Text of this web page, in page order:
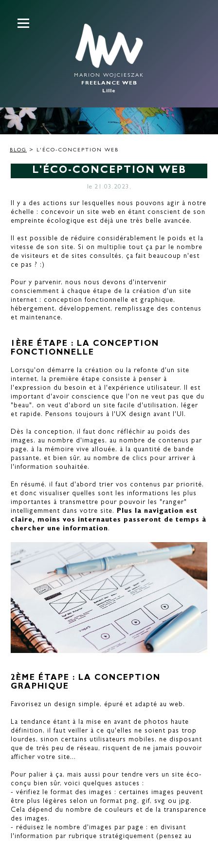
MARION WOJCIESZAK
FREELANCE WEB
Lille
BLOG > L'ÉCO-CONCEPTION WEB
L'ÉCO-CONCEPTION WEB
le 21.03.2023,
Il y a des actions sur lesquelles nous pouvons agir à notre
échelle : concevoir un site web en étant conscient de son
empreinte écologique est déjà une très belle avancée.
Il est possible de réduire considérablement le poids et la
vitesse de son site. Si on multiplie tout ça par le nombre
de visiteurs et de sites consultés, ça fait beaucoup n'est
ce pas ? :)
Pour y parvenir, nous nous devons d'intervenir
consciemment à chaque étape de la création d'un site
internet : conception fonctionnelle et graphique,
hébergement, développement, remplissage des contenus
et maintenance.
1ÈRE ÉTAPE : LA CONCEPTION
FONCTIONNELLE
Lorsqu'on démarre la création ou la refonte d'un site
internet, la première étape consiste à penser à
l'expression du besoin et à l'expérience utilisateur. Il est
important d'avoir conscience que l'on ne veut pas que du
"beau", on veut d'abord un site facile d'utilisation, léger
et rapide. Pensons toujours à l'UX design avant l'UI.
Dès la conception, il faut donc réfléchir au poids des
images, au nombre d'images, au nombre de contenus par
page, à la mémoire vive allouée, à la quantité de bande
passante, et bien sûr, au nombre de clics pour arriver à
l'information souhaitée.
En résumé, il faut d'abord trier vos contenus par priorité,
et donc visualiser quelles sont les informations les plus
importantes à transmettre pour pouvoir les "ranger"
intelligemment dans votre site.
Plus la navigation est
claire, moins vos internautes passeront de temps à
chercher une information.
2ÈME ÉTAPE : LA CONCEPTION
GRAPHIQUE
Favorisez un design simple, épuré et adapté au web.
La tendance étant à la mise en avant de photos haute
définition, il faut veiller à ce qu'elles ne soient pas trop
lourdes, sinon certains utilisateurs mobiles, ne disposant
que de très peu de réseau, risquent de ne jamais pouvoir
afficher votre site...
Pour palier à ça, mais aussi pour tendre vers un site éco-
conçu bien sûr, voici quelques astuces :
- vérifiez le format des images : certaines images peuvent
être plus légères selon un format png, gif, svg ou jpg.
Cela dépend du nombre de couleurs et de la transparence
des images.
- réduisez le nombre d'images par page : en divisant
l'information par rubrique stratégiquement (pensez au